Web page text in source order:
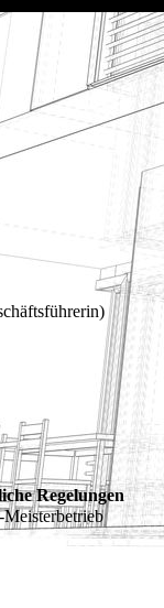
Regelungen